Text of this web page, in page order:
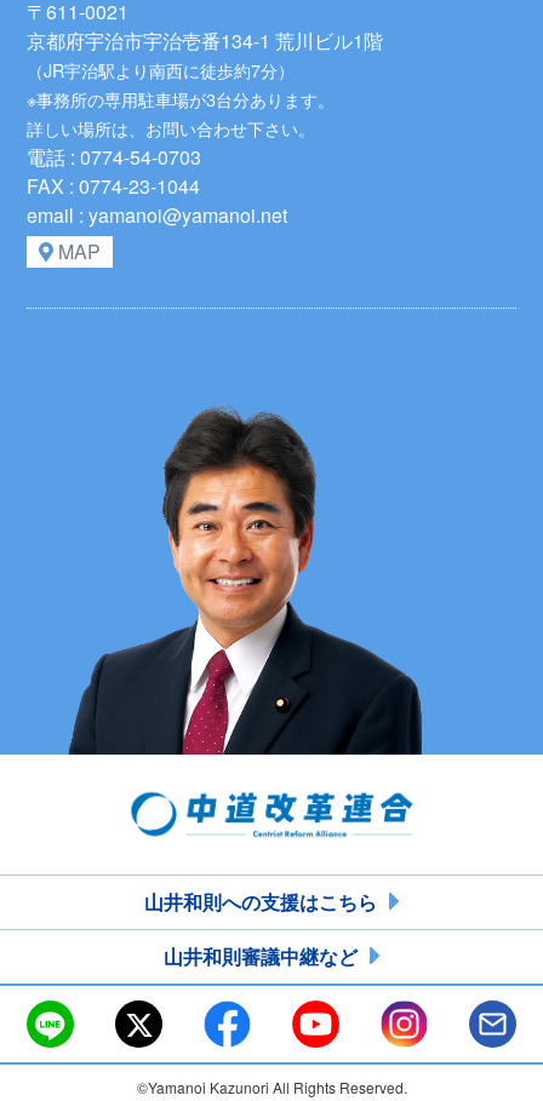
〒611-0021
京都府宇治市宇治壱番134-1 荒川ビル1階
（JR宇治駅より南西に徒歩約7分）
※事務所の専用駐車場が3台分あります。
詳しい場所は、お問い合わせ下さい。
電話 : 0774-54-0703
FAX : 0774-23-1044
email : yamanoi@yamanoi.net
MAP
山井和則への支援はこちら
山井和則審議中継など
©Yamanoi Kazunori All Rights Reserved.